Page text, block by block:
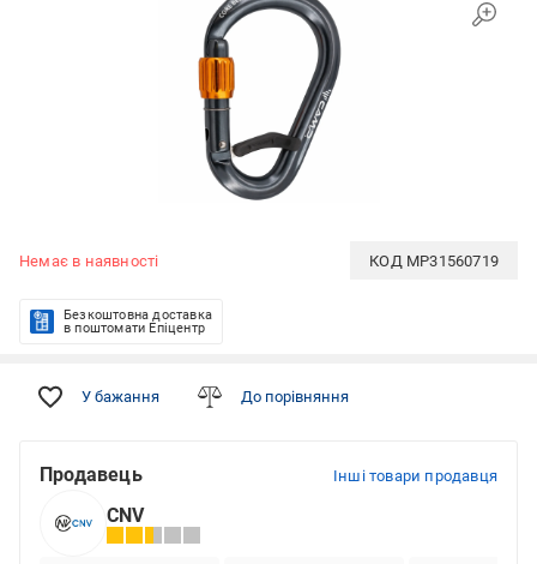
Немає в наявності КОД MP31560719
Безкоштовна доставка
в поштомати Епіцентр
У бажання До порівняння
Продавець Інші товари продавця
CNV